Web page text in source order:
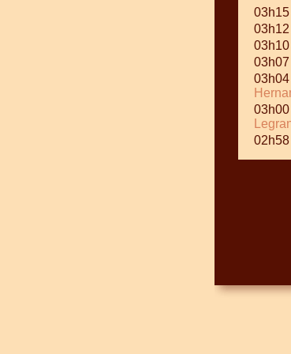
03h15
03h12
03h10
03h07
03h04
03h00
02h58